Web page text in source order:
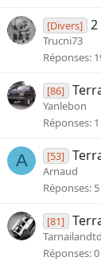
[Divers]
Trucni73
Réponses
[86]
Yanlebon
Réponses 1
A [53]
Arnaud
Réponses 5
[81]
Réponses 0